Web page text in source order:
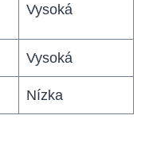
Vysoká
Vysoká
Nízka